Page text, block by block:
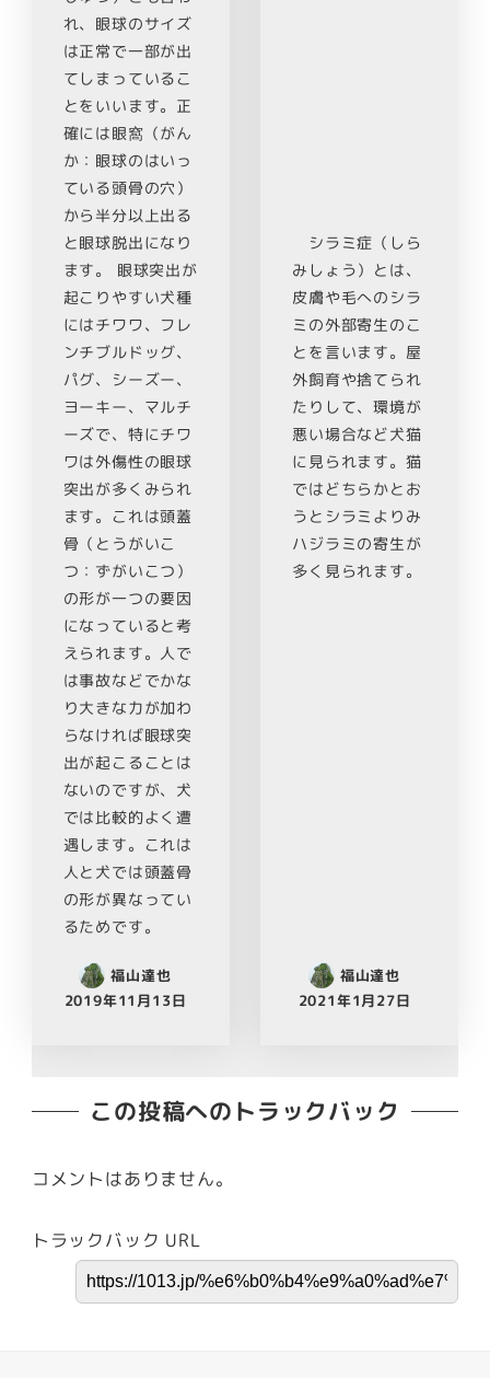
れ、眼球のサイズ
は正常で一部が出
てしまっているこ
とをいいます。正
確には眼窩（がん
か：眼球のはいっ
ている頭骨の穴）
から半分以上出る
と眼球脱出になり
ます。 眼球突出が
起こりやすい犬種
にはチワワ、フレ
ンチブルドッグ、
パグ、シーズー、
ヨーキー、マルチ
ーズで、特にチワ
ワは外傷性の眼球
突出が多くみられ
ます。これは頭蓋
骨（とうがいこ
つ：ずがいこつ）
の形が一つの要因
になっていると考
えられます。人で
は事故などでかな
り大きな力が加わ
らなければ眼球突
出が起こることは
ないのですが、犬
では比較的よく遭
遇します。これは
人と犬では頭蓋骨
の形が異なってい
るためです。
福山達也
2019年11月13日
シラミ症（しら
みしょう）とは、
皮膚や毛へのシラ
ミの外部寄生のこ
とを言います。屋
外飼育や捨てられ
たりして、環境が
悪い場合など犬猫
に見られます。猫
ではどちらかとお
うとシラミよりみ
ハジラミの寄生が
多く見られます。
福山達也
2021年1月27日
この投稿へのトラックバック
コメントはありません。
トラックバック URL